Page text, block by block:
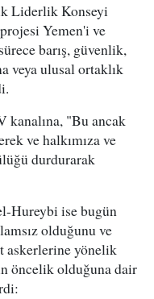
Liderlik Konseyi
Yemen'i ve
barış, güvenlik,
veya ulusal ortaklık
kanalına, "Bu ancak
ve halkımıza ve
durdurarak
Hureybi ise bugün
olduğunu ve
askerlerine yönelik
öncelik olduğuna dair